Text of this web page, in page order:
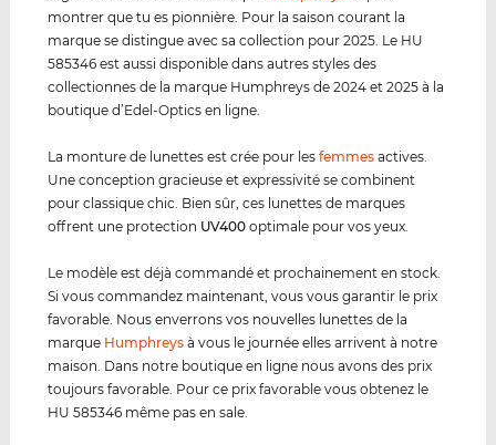
montrer que tu es pionnière. Pour la saison courant la
marque se distingue avec sa collection pour 2025. Le HU
585346 est aussi disponible dans autres styles des
collectionnes de la marque Humphreys de 2024 et 2025 à la
boutique d’Edel-Optics en ligne.
La monture de lunettes est crée pour lesfemmes actives.
Une conception gracieuse et expressivité se combinent
pour classique chic. Bien sûr, ces lunettes de marques
offrent une protection UV400 optimale pour vos yeux.
Le modèle est déjà commandé et prochainement en stock.
Si vous commandez maintenant, vous vous garantir le prix
favorable. Nous enverrons vos nouvelles lunettes de la
marque Humphreys à vous le journée elles arrivent à notre
maison. Dans notre boutique en ligne nous avons des prix
toujours favorable. Pour ce prix favorable vous obtenez le
HU 585346 même pas en sale.